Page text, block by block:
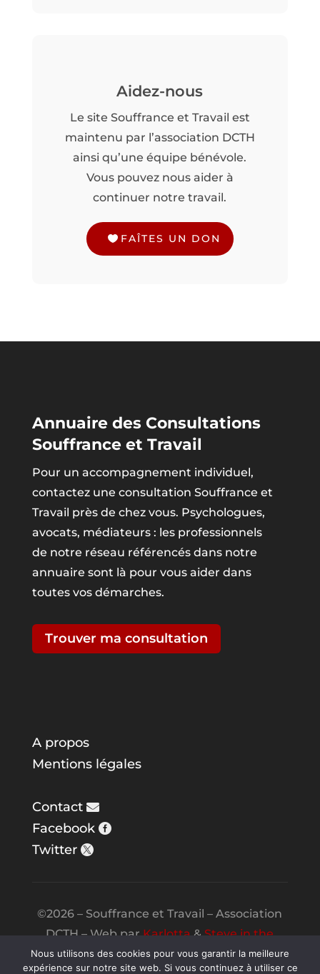
Aidez-nous
Le site Souffrance et Travail est
maintenu par l’association DCTH
ainsi qu’une équipe bénévole.
Vous pouvez nous aider à
continuer notre travail.
FAÎTES UN DON
Annuaire des Consultations
Souffrance et Travail
Pour un accompagnement individuel,
contactez une consultation Souffrance et
Travail près de chez vous. Psychologues,
avocats, médiateurs : les professionnels
de notre réseau référencés dans notre
annuaire sont là pour vous aider dans
toutes vos démarches.
Trouver ma consultation
A propos
Mentions légales
Contact
Facebook
Twitter
©2026 – Souffrance et Travail – Association
DCTH – Web parKarlotta&Steve in the
Night
Nous utilisons des cookies pour vous garantir la meilleure
expérience sur notre site web. Si vous continuez à utiliser ce